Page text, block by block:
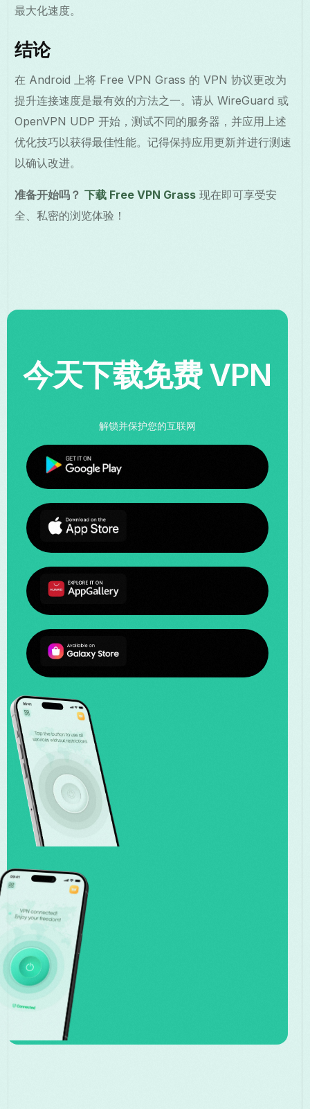
最大化速度。
结论
在 Android 上将 Free VPN Grass 的 VPN 协议更改为
提升连接速度是最有效的方法之一。请从 WireGuard 或
OpenVPN UDP 开始，测试不同的服务器，并应用上述
优化技巧以获得最佳性能。记得保持应用更新并进行测速
以确认改进。
准备开始吗？ 下载 Free VPN Grass 现在即可享受安
全、私密的浏览体验！
今天下载免费 VPN
解锁并保护您的互联网